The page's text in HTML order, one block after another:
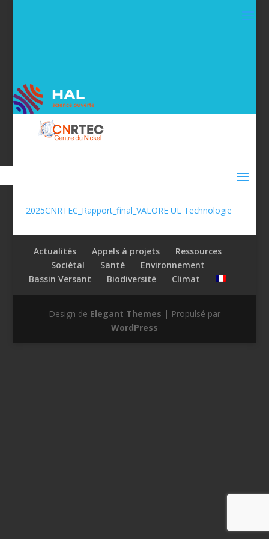
2025CNRTEC_Rapport_final_VALORE UL Technologie
Actualités Appels à projets
Ressources
Sociétal
Santé
Environnement
Bassin Versant
Biodiversité Climat
Design de Elegant Themes | Propulsé par
WordPress